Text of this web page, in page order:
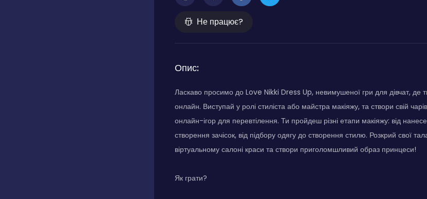
Не працює?
Опис:
Ласкаво просимо до Love Nikki Dress Up, невимушеної гри для дівчат, де
онлайн. Виступай у ролі стиліста або майстра макіяжу, та створи свій
онлайн-ігор для перевтілення. Ти пройдеш різні етапи макіяжу: від
створення зачісок, від підбору одягу до створення стилю. Розкрий свої
віртуальному салоні краси та створи приголомшливий образ принцеси!
Як грати?